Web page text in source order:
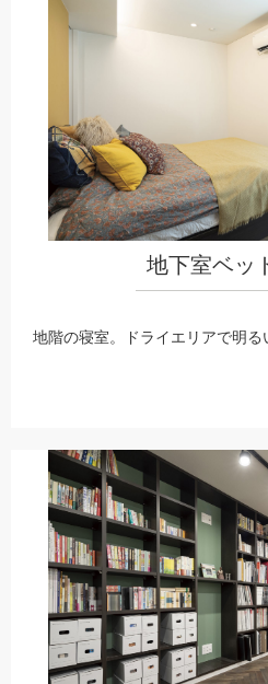
地下室ベッ
地階の寝室。ドライエリアで明る